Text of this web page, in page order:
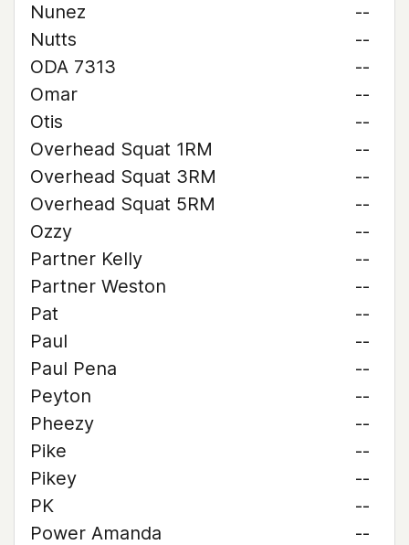
Nunez
--
Nutts
--
ODA 7313
--
Omar
--
Otis
--
Overhead Squat 1RM
--
Overhead Squat 3RM
--
Overhead Squat 5RM
--
Ozzy
--
Partner Kelly
--
Partner Weston
--
Pat
--
Paul
--
Paul Pena
--
Peyton
--
Pheezy
--
Pike
--
Pikey
--
PK
--
Power Amanda
--